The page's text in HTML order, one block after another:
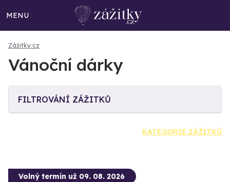
MENU
Zážitky.cz
Vánoční dárky
FILTROVÁNÍ ZÁŽITKŮ
KATEGORIE ZÁŽITKŮ
Volný termín už 09. 08. 2026